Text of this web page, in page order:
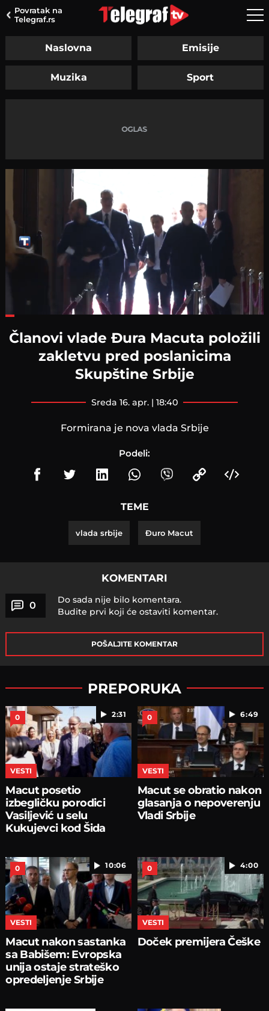
Povratak na
Telegraf.rs
Naslovna Emisije
Muzika Sport
Članovi vlade Đura Macuta položili
zakletvu pred poslanicima
Skupštine Srbije
sreda 16. apr. | 18:40
Formirana je nova vlada Srbije
Podeli:
TEME
vlada srbije Đuro Macut
KOMENTARI
0
Do sada nije bilo komentara.
Budite prvi koji će ostaviti komentar.
POŠALJITE KOMENTAR
PREPORUKA
2:31
0
VESTI
Macut posetio
izbegličku porodici
Vasiljević u selu
Kukujevci kod Šida
6:49
0
VESTI
Macut se obratio nakon
glasanja o nepoverenju
Vladi Srbije
10:06
0
VESTI
Macut nakon sastanka
sa Babišem: Evropska
unija ostaje strateško
opredeljenje Srbije
4:00
0
VESTI
Doček premijera Češke